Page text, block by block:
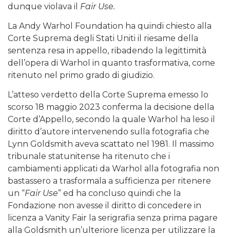
dunque violava il Fair Use.
La Andy Warhol Foundation ha quindi chiesto alla
Corte Suprema degli Stati Uniti il riesame della
sentenza resa in appello, ribadendo la legittimità
dell’opera di Warhol in quanto trasformativa, come
ritenuto nel primo grado di giudizio.
L’atteso verdetto della Corte Suprema emesso lo
scorso 18 maggio 2023 conferma la decisione della
Corte d’Appello, secondo la quale Warhol ha leso il
diritto d’autore intervenendo sulla fotografia che
Lynn Goldsmith aveva scattato nel 1981. Il massimo
tribunale statunitense ha ritenuto che i
cambiamenti applicati da Warhol alla fotografia non
bastassero a trasformala a sufficienza per ritenere
un “Fair Use” ed ha concluso quindi che la
Fondazione non avesse il diritto di concedere in
licenza a Vanity Fair la serigrafia senza prima pagare
alla Goldsmith un’ulteriore licenza per utilizzare la